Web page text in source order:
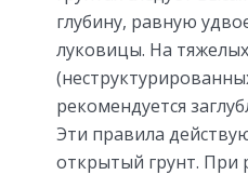
глубину, равную
луковицы. На тяжелых
рекомендуется
Эти правила
открытый грунт. При